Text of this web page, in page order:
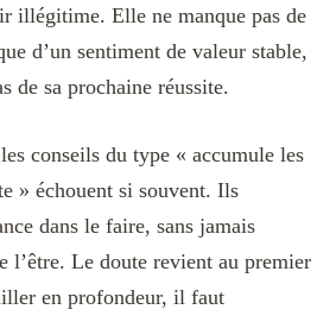
illégitime. Elle ne manque pas de
d’un sentiment de valeur stable,
de sa prochaine réussite.
conseils du type « accumule les
» échouent si souvent. Ils
dans le faire, sans jamais
l’être. Le doute revient au premier
en profondeur, il faut